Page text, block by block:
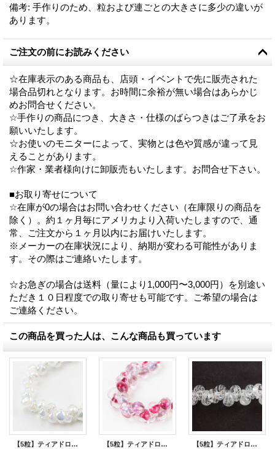
備考: 手作りのため、粒および連ごとの大きさに多少の違いが
あります。
ご注文の前にお読みください
☆在庫表示のある商品も、店頭・イベントで先に販売された
場合品切れとなります。お時間に余裕が無い場合はあらかじ
めお問合せください。
☆手作りの商品につき、大きさ・仕様のばらつきはご了承をお
願いいたします。
☆お使いのモニターによって、実物とは色や質感が違って見
えることがあります。
☆作家・業者様向けに卸販売もいたします。お問合せ下さい。
■お取り寄せについて
☆在庫が0の場合はお問い合わせください（在庫限りの商品を
除く）。約１ヶ月毎にアメリカより入荷いたしますので、通
常、ご注文から１ヶ月以内にお届けいたします。
※メーカーの在庫状況により、納期が変わる可能性がありま
す。その際はご連絡いたします。
☆お急ぎの場合は送料（量により1,000円〜3,000円）を別途い
ただき１０日程度での取り寄せも可能です。ご希望の場合は
ご連絡ください。
この商品を買った人は、こんな商品も買っています
【5粒】ティアドロップビーズ ラスター 【Snow White】 【5粒】ティアドロップビーズ ミニ【Berry Blossom】 【5粒】ティアドロップビーズ ミニ 【White Chocolate】